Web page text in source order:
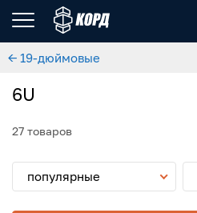
← 19-дюймовые
6U
27 товаров
популярные